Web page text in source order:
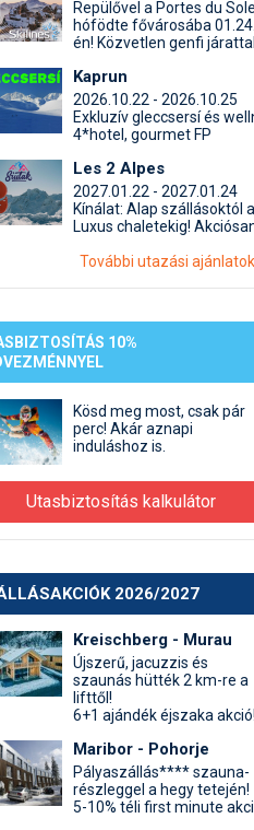
Termékkereső
egyéb síeléshez kapcsolódó téma
beszélgetések
Repülővel a Portes du
hófödte fővárosába
én! Közvetlen genfi
Kaprun
2026.10.22 - 2026.10.25
Exkluzív gleccsersí és
4*hotel, gourmet FP
Les 2 Alpes
2027.01.22 - 2027.01.24
Kínálat: Alap szállásoktól a
Luxus chaletekig!
További utazási ajánlatok
10%
Kösd meg most, csak pár
perc! Akár aznapi
induláshoz is.
Utasbiztosítás kalkulátor
2026/2027
Kreischberg - Murau
Újszerű, jacuzzis és
szaunás hütték 2 km-re a
lifttől!
6+1 ajándék éjszaka akció!
Maribor - Pohorje
Pályaszállás**** szauna-
részleggel a hegy tetején!
5-10% téli first minute